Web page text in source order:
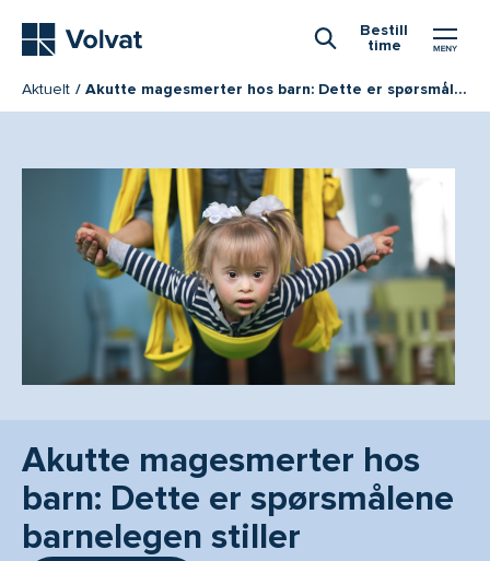
Bestill
time
Aktuelt Akutte magesmerter hos barn: Dette er spørsmålene barnelegen stiller
Akutte magesmerter hos
barn: Dette er spørsmålene
barnelegen stiller